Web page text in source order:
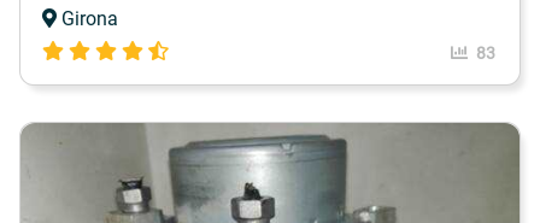
Girona
83